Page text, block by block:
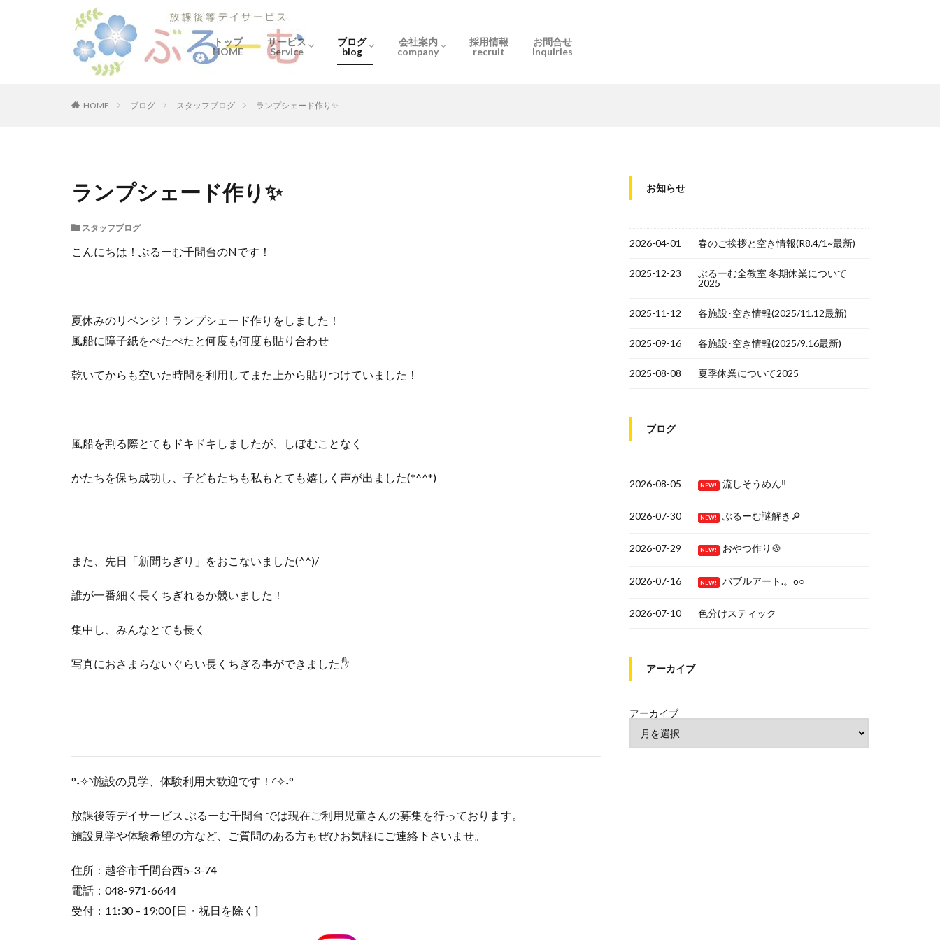
トップ
HOME
サービス
Service
ブログ
blog
会社案内
company
採用情報
recruit
お問合せ
Inquiries
HOME ブログ スタッフブログ ランプシェード作り✨
ランプシェード作り✨
スタッフブログ
こんにちは！ぶるーむ千間台のNです！
夏休みのリベンジ！ランプシェード作りをしました！
風船に障子紙をぺたぺたと何度も何度も貼り合わせ
乾いてからも空いた時間を利用してまた上から貼りつけていました！
風船を割る際とてもドキドキしましたが、しぼむことなく
かたちを保ち成功し、子どもたちも私もとても嬉しく声が出ました(*^^*)
また、先日「新聞ちぎり」をおこないました(^^)/
誰が一番細く長くちぎれるか競いました！
集中し、みんなとても長く
写真におさまらないぐらい長くちぎる事ができました✋
°˖✧◝施設の見学、体験利用大歓迎です！◜✧˖°
放課後等デイサービス ぶるーむ千間台 では現在ご利用児童さんの募集を行っております。
施設見学や体験希望の方など、ご質問のある方もぜひお気軽にご連絡下さいませ。
住所：越谷市千間台西5-3-74
電話：048-971-6644
受付：11:30 – 19:00 [日・祝日を除く]
お知らせ
2026-04-01 春のご挨拶と空き情報(R8.4/1~最新)
2025-12-23
ぶるーむ全教室 冬期休業について
2025
2025-11-12 各施設･空き情報(2025/11.12最新)
2025-09-16 各施設･空き情報(2025/9.16最新)
2025-08-08 夏季休業について2025
ブログ
2026-08-05 NEW! 流しそうめん‼
2026-07-30 NEW! ぶるーむ謎解き🔎
2026-07-29 NEW! おやつ作り🍪
2026-07-16 NEW! バブルアート.。o○
2026-07-10 色分けスティック
アーカイブ
アーカイブ